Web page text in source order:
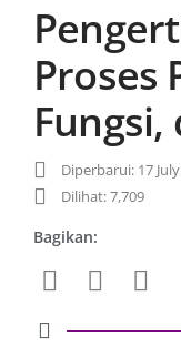
Proses
Fungsi,
Diperbarui: 17
Dilihat: 7,709
Bagikan: